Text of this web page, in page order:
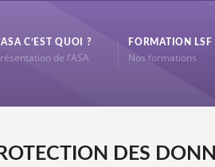
C’EST QUOI ?
de l’ASA
FORMATION LSF
Nos formations
DES